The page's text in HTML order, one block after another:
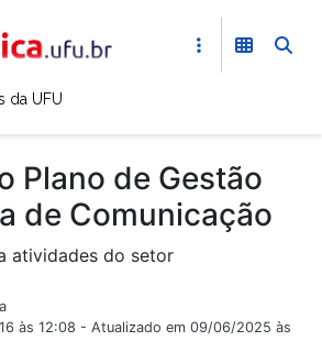
da UFU
Plano de Gestão
de Comunicação
atividades do setor
às 12:08 - Atualizado em 09/06/2025 às